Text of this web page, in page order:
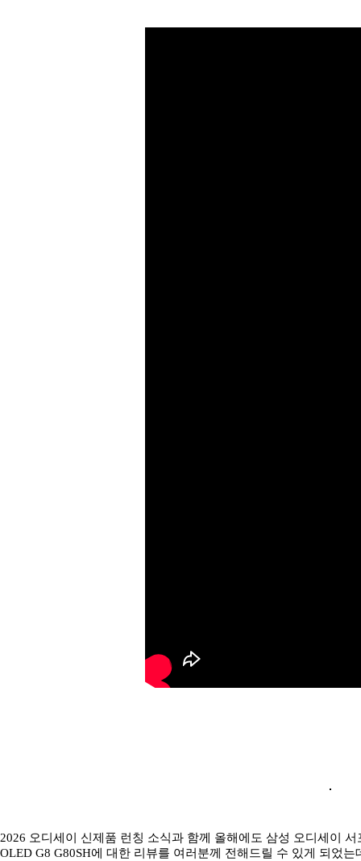
2026 오디세이 신제품 런칭 소식과 함께 올해에도 삼성 오디세이
OLED G8 G80SH에 대한 리뷰를 여러분께 전해드릴 수 있게 되었